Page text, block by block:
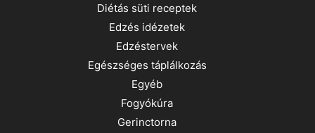
Diétás süti receptek
Edzés idézetek
Edzéstervek
Egészséges táplálkozás
Egyéb
Fogyókúra
Gerinctorna